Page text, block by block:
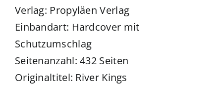
Verlag: Propyläen Verlag
Einbandart: Hardcover mit
Schutzumschlag
Seitenanzahl: 432 Seiten
Originaltitel: River Kings